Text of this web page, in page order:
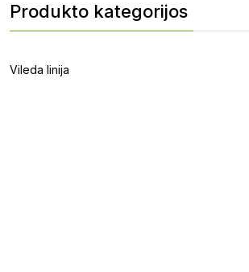
Produkto kategorijos